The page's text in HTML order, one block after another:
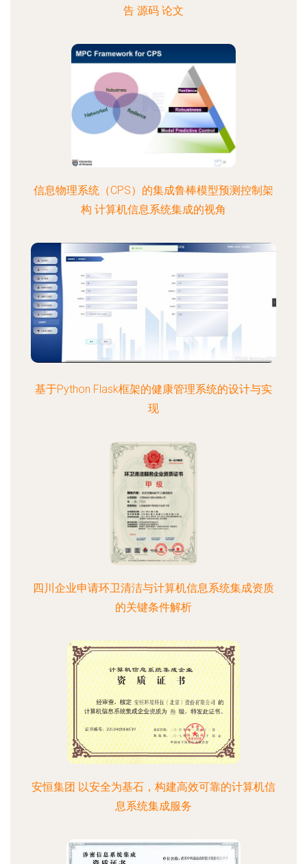
告 源码 论文
信息物理系统（CPS）的集成鲁棒模型预测控制架
构 计算机信息系统集成的视角
基于Python Flask框架的健康管理系统的设计与实
现
四川企业申请环卫清洁与计算机信息系统集成资质
的关键条件解析
安恒集团 以安全为基石，构建高效可靠的计算机信
息系统集成服务